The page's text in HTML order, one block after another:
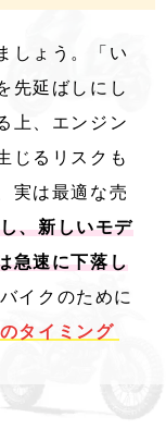
しょう。「い
先延ばしにし
上、エンジン
じるリスクも
実は最適な売
、新しいモデ
急速に下落し
イクのために
タイミング